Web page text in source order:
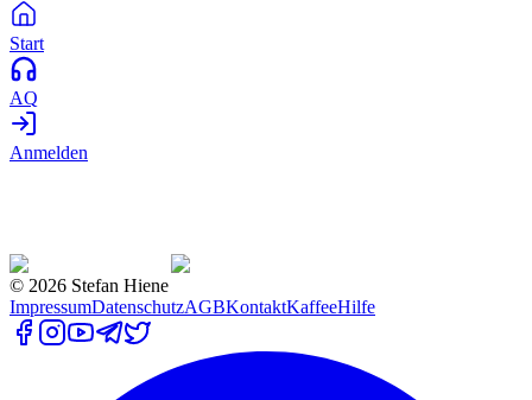
Start
AQ
Anmelden
© 2026 Stefan Hiene
ImpressumDatenschutzAGBKontaktKaffeeHilfe